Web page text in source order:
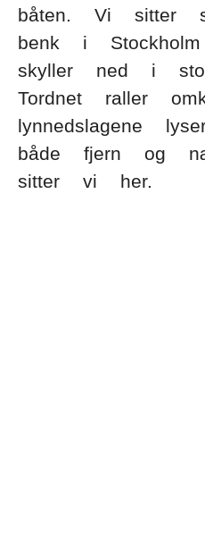
båten. Vi sitter
benk i
skyller ned i
Tordnet raller
lynnedslagene
både fjern og
sitter vi her.